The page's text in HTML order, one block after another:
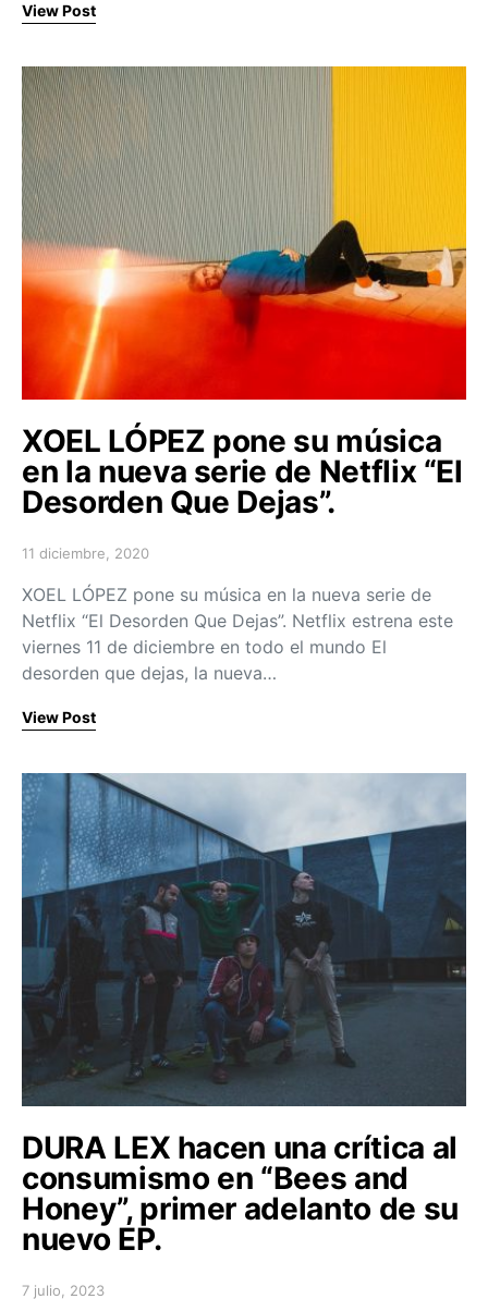
View Post
XOEL LÓPEZ pone su música
en la nueva serie de Netflix “El
Desorden Que Dejas”.
Posted on
11 diciembre, 2020
XOEL LÓPEZ pone su música en la nueva serie de
Netflix “El Desorden Que Dejas”. Netflix estrena este
viernes 11 de diciembre en todo el mundo El
desorden que dejas, la nueva…
View Post
DURA LEX hacen una crítica al
consumismo en “Bees and
Honey”, primer adelanto de su
nuevo EP.
7 julio, 2023